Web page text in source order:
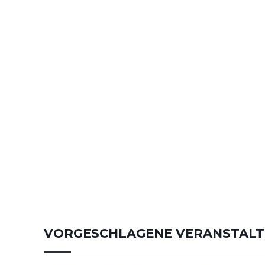
VORGESCHLAGENE